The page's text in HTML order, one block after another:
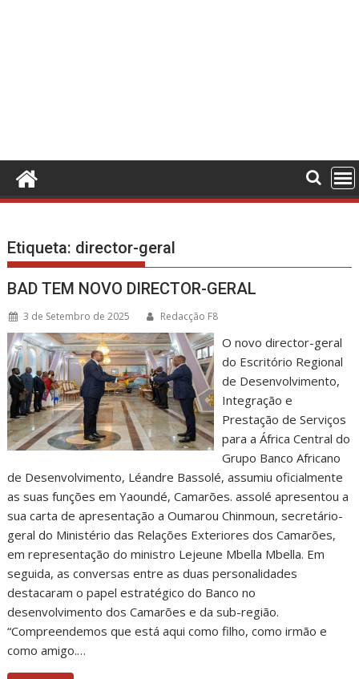
Etiqueta: director-geral
BAD TEM NOVO DIRECTOR-GERAL
3 de Setembro de 2025 Redacção F8
O novo director-geral
do Escritório Regional
de Desenvolvimento,
Integração e
Prestação de Serviços
para a África Central do
Grupo Banco Africano
de Desenvolvimento, Léandre Bassolé, assumiu oficialmente
as suas funções em Yaoundé, Camarões. assolé apresentou a
sua carta de apresentação a Oumarou Chinmoun, secretário-
geral do Ministério das Relações Exteriores dos Camarões,
em representação do ministro Lejeune Mbella Mbella. Em
seguida, as conversas entre as duas personalidades
destacaram o papel estratégico do Banco no
desenvolvimento dos Camarões e da sub-região.
“Compreendemos que está aqui como filho, como irmão e
como amigo.…